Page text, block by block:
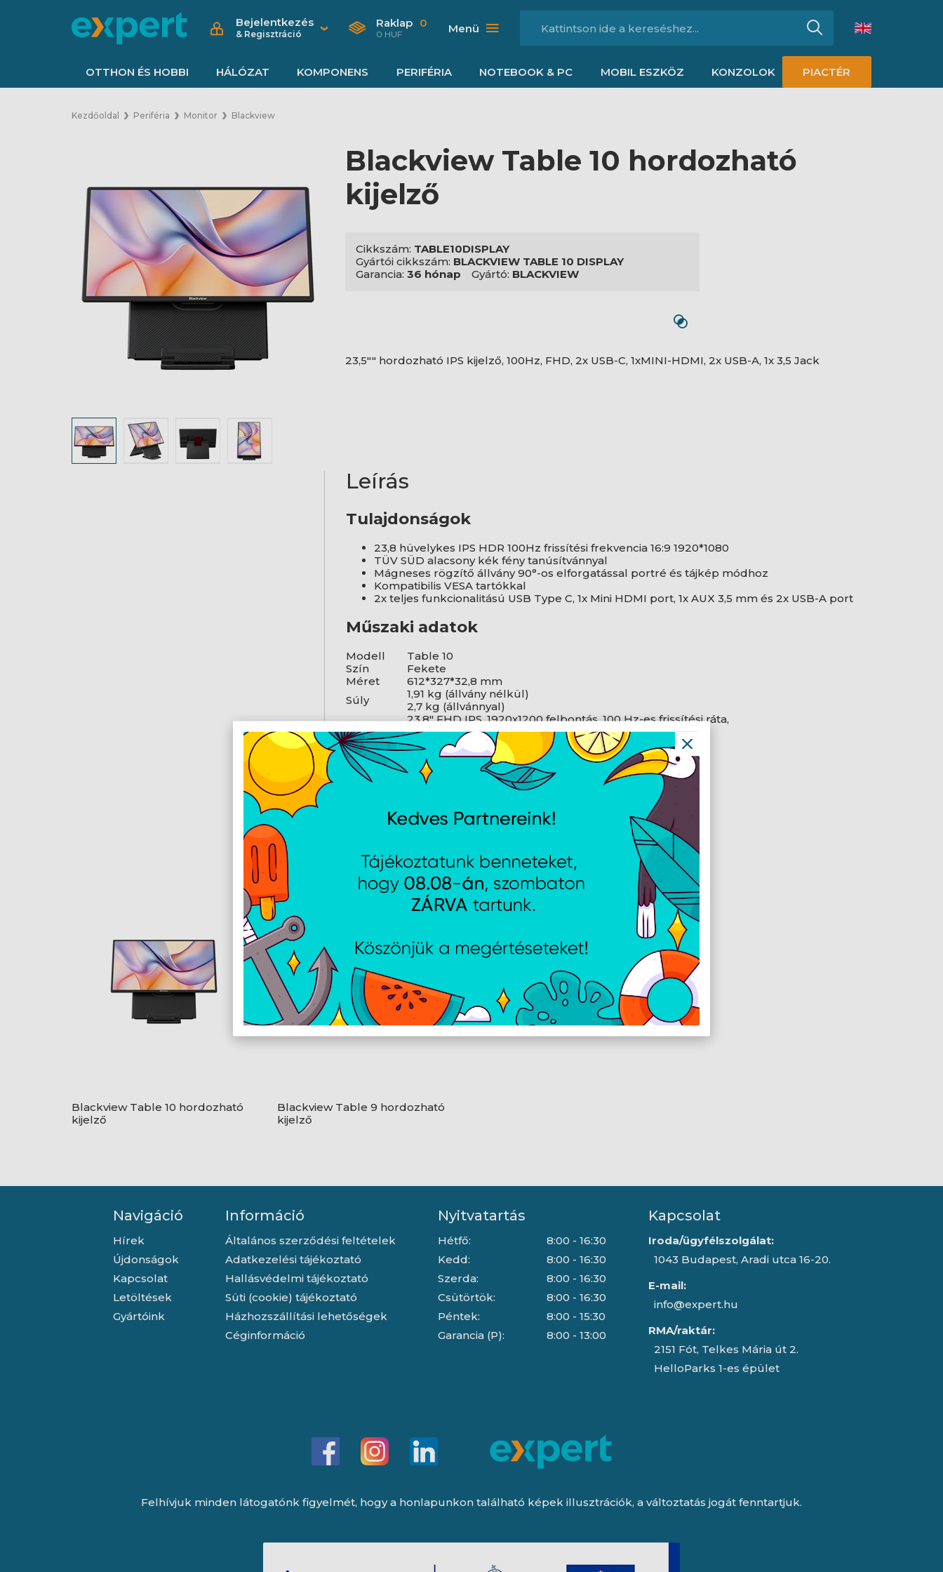
Bejelentkezés
& Regisztráció
Raklap 0
0 HUF Menü
OTTHON ÉS HOBBI HÁLÓZAT KOMPONENS PERIFÉRIA NOTEBOOK & PC MOBIL ESZKÖZ KONZOLOK PIACTÉR
Kezdőoldal Periféria Monitor Blackview
Blackview Table 10 hordozható
kijelző
Cikkszám: TABLE10DISPLAY
Gyártói cikkszám: BLACKVIEW TABLE 10 DISPLAY
Garancia: 36 hónap Gyártó: BLACKVIEW
23,5"" hordozható IPS kijelző, 100Hz, FHD, 2x USB-C, 1xMINI-HDMI, 2x USB-A, 1x 3,5 Jack
Leírás
Tulajdonságok
23,8 hüvelykes IPS HDR 100Hz frissítési frekvencia 16:9 1920*1080
TÜV SÜD alacsony kék fény tanúsítvánnyal
Mágneses rögzítő állvány 90°-os elforgatással portré és tájkép módhoz
Kompatibilis VESA tartókkal
2x teljes funkcionalitású USB Type C, 1x Mini HDMI port, 1x AUX 3,5 mm és 2x USB-A port
Műszaki adatok
Modell
Table 10
Szín
Fekete
Méret
612*327*32,8 mm
Súly
1,91 kg (állvány nélkül)
2,7 kg (állvánnyal)
Kijelző
23,8" FHD IPS, 1920x1200 felbontás, 100 Hz-es frissítési ráta,
300 nites fényerő, 100% sRGB, 16:9 képarány
HangszóróEgydobozos hangszóró
Portok
2 x USB-C 3.1 (teljes funkcionalitású), 1 x Mini HDMI,
1xAUX 3,5 mm, 2x USB-A port
AJÁNLATUNKBÓL
Blackview Table 10 hordozható
kijelző
Blackview Table 9 hordozható
kijelző
Navigáció
Hírek
Újdonságok
Kapcsolat
Letöltések
Gyártóink
Információ
Általános szerződési feltételek
Adatkezelési tájékoztató
Hallásvédelmi tájékoztató
Süti (cookie) tájékoztató
Házhozszállítási lehetőségek
Céginformáció
Nyitvatartás
Hétfő:
Kedd:
Szerda:
Csütörtök:
Péntek:
Garancia (P):
8:00 - 16:30
8:00 - 16:30
8:00 - 16:30
8:00 - 16:30
8:00 - 15:30
8:00 - 13:00
Kapcsolat
Iroda/ügyfélszolgálat:
1043 Budapest, Aradi utca 16-20.
E-mail:
info@expert.hu
RMA/raktár:
2151 Fót, Telkes Mária út 2.
HelloParks 1-es épület
Felhívjuk minden látogatónk figyelmét, hogy a honlapunkon található képek illusztrációk, a változtatás jogát fenntartjuk.